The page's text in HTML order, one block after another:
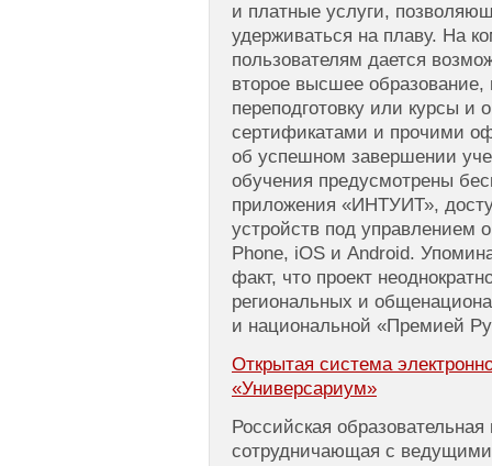
и платные услуги,
удерживаться на плаву. На
пользователям дается
второе высшее
переподготовку или курсы и
сертификатами и прочими
об успешном завершении
обучения предусмотрены
приложения «ИНТУИТ»,
устройств под управлением
Phone, iOS и Android.
факт, что проект
региональных и
и национальной «Премией
Открытая система
«Универсариум»
Российская
сотрудничающая с